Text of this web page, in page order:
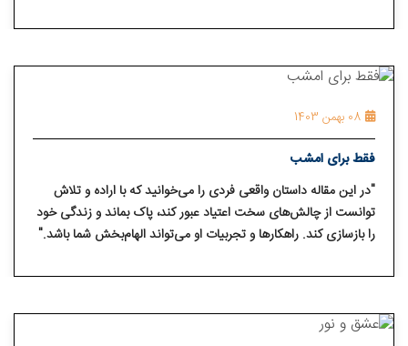
08 بهمن 1403
فقط برای امشب
"در این مقاله داستان واقعی فردی را می‌خوانید که با اراده و تلاش
توانست از چالش‌های سخت اعتیاد عبور کند، پاک بماند و زندگی خود
را بازسازی کند. راهکارها و تجربیات او می‌تواند الهام‌بخش شما باشد."